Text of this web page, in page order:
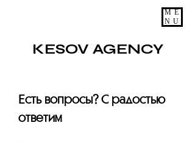
ME
NU
KESOV AGENCY
Есть вопросы? С радостью
ответим